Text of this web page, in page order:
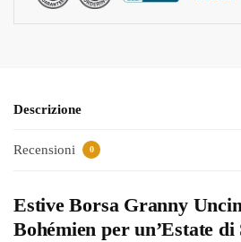
Descrizione
Recensioni 0
Estive Borsa Granny
Bohémien per un’Estate di